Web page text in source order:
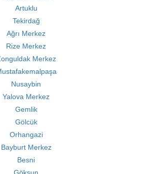
Artuklu
Tekirdağ
Ağrı Merkez
Rize Merkez
Merkez
Nusaybin
Yalova Merkez
Gemlik
Gölcük
Orhangazi
Bayburt Merkez
Besni